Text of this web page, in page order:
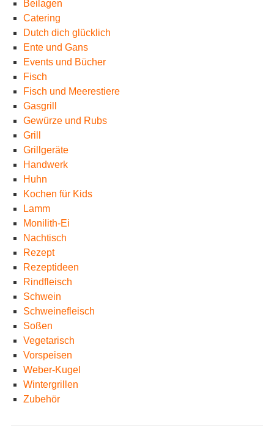
Beilagen
Catering
Dutch dich glücklich
Ente und Gans
Events und Bücher
Fisch
Fisch und Meerestiere
Gasgrill
Gewürze und Rubs
Grill
Grillgeräte
Handwerk
Huhn
Kochen für Kids
Lamm
Monilith-Ei
Nachtisch
Rezept
Rezeptideen
Rindfleisch
Schwein
Schweinefleisch
Soßen
Vegetarisch
Vorspeisen
Weber-Kugel
Wintergrillen
Zubehör